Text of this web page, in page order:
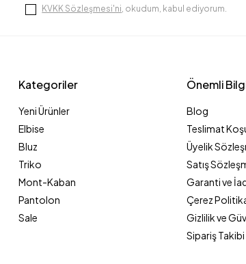
KVKK Sözleşmesi'ni, okudum, kabul ediyorum.
Kategoriler
Yeni Ürünler
Elbise
Bluz
Triko
Mont-Kaban
Pantolon
Sale
Önemli
Blog
Teslimat
Üyelik
Satış
Garanti ve
Çerez
Gizlilik ve
Sipariş Takibi